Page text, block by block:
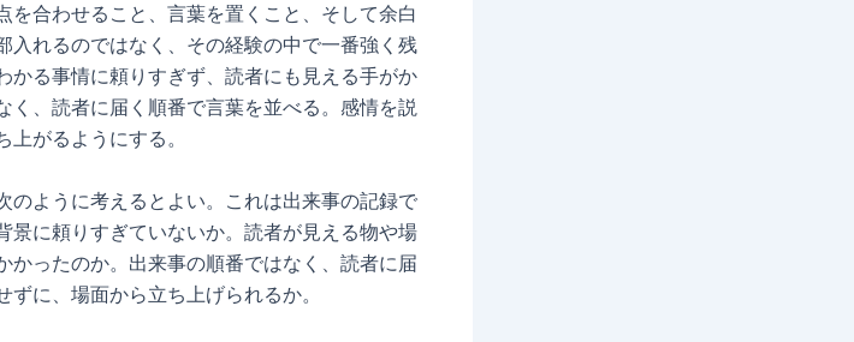
を合わせること、言葉を置くこと、そして余白
入れるのではなく、その経験の中で一番強く残
かる事情に頼りすぎず、読者にも見える手がか
く、読者に届く順番で言葉を並べる。感情を説
がるようにする。
のように考えるとよい。これは出来事の記録で
景に頼りすぎていないか。読者が見える物や場
かったのか。出来事の順番ではなく、読者に届
に、場面から立ち上げられるか。